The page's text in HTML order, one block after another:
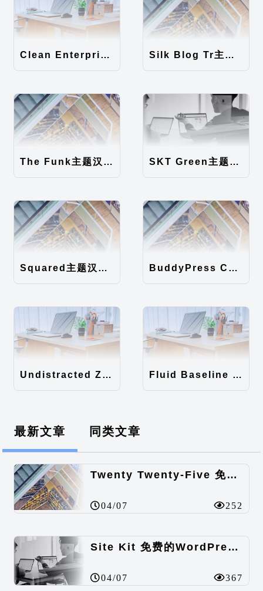
Clean Enterprise主题汉化包 Silk Blog Tr主题汉化包
The Funk主题汉化包 SKT Green主题汉化包
Squared主题汉化包 BuddyPress Colours主题汉化包
Undistracted Zen主题汉化包 Fluid Baseline Grid主题汉化包
最新文章 同类文章
Twenty Twenty-Five 免费的WordPress内容主题
04/07 252
Site Kit 免费的WordPress数据统计插件
04/07 367